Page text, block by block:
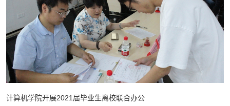
计算机学院开展2021届毕业生离校联合办公